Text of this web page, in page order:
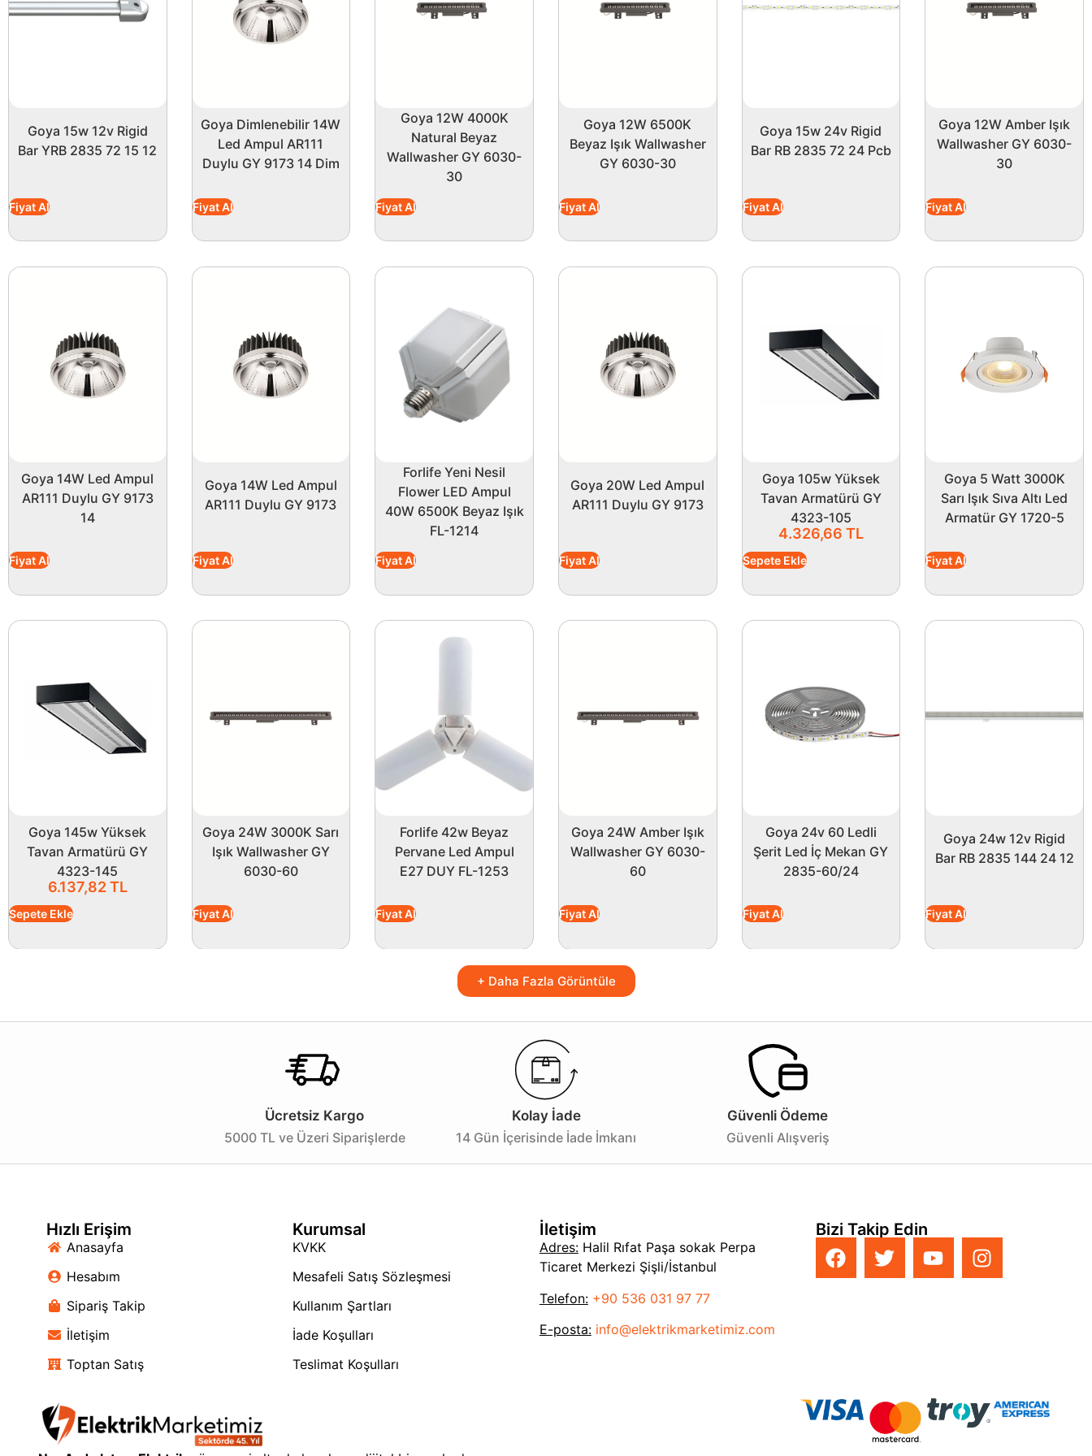
Goya 15w 12v Rigid
Bar YRB 2835 72 15 12
Fiyat Al
Goya Dimlenebilir 14W
Led Ampul AR111
Duylu GY 9173 14 Dim
Fiyat Al
Goya 12W 4000K
Natural Beyaz
Wallwasher GY 6030-
30
Fiyat Al
Goya 12W 6500K
Beyaz Işık Wallwasher
GY 6030-30
Fiyat Al
Goya 15w 24v Rigid
Bar RB 2835 72 24 Pcb
Fiyat Al
Goya 12W Amber Işık
Wallwasher GY 6030-
30
Fiyat Al
Goya 14W Led Ampul
AR111 Duylu GY 9173
14
Fiyat Al
Goya 14W Led Ampul
AR111 Duylu GY 9173
Fiyat Al
Forlife Yeni Nesil
Flower LED Ampul
40W 6500K Beyaz Işık
FL-1214
Fiyat Al
Goya 20W Led Ampul
AR111 Duylu GY 9173
Fiyat Al
Goya 105w Yüksek
Tavan Armatürü GY
4323-105
4.326,66 TL
Sepete Ekle
Goya 5 Watt 3000K
Sarı Işık Sıva Altı Led
Armatür GY 1720-5
Fiyat Al
Goya 145w Yüksek
Tavan Armatürü GY
4323-145
6.137,82TL
Sepete Ekle
Goya 24W 3000K Sarı
Işık Wallwasher GY
6030-60
Fiyat Al
Forlife 42w Beyaz
Pervane Led Ampul
E27 DUY FL-1253
Fiyat Al
Goya 24W Amber Işık
Wallwasher GY 6030-
60
Fiyat Al
Goya 24v 60 Ledli
Şerit Led İç Mekan GY
2835-60/24
Fiyat Al
Goya 24w 12v Rigid
Bar RB 2835 144 24 12
Fiyat Al
+ Daha Fazla Görüntüle
Ücretsiz Kargo
5000 TL ve Üzeri Siparişlerde
Kolay İade
14 Gün İçerisinde İade İmkanı
Güvenli Ödeme
Güvenli Alışveriş
Hızlı Erişim
Anasayfa
Hesabım
Sipariş Takip
İletişim
Toptan Satış
Kurumsal
KVKK
Mesafeli Satış Sözleşmesi
Kullanım Şartları
İade Koşulları
Teslimat Koşulları
İletişim
Adres:Halil Rıfat Paşa sokak Perpa
Ticaret Merkezi Şişli/İstanbul
Telefon: +90 536 031 97 77
E-posta: info@elektrikmarketimiz.com
Bizi Takip Edin